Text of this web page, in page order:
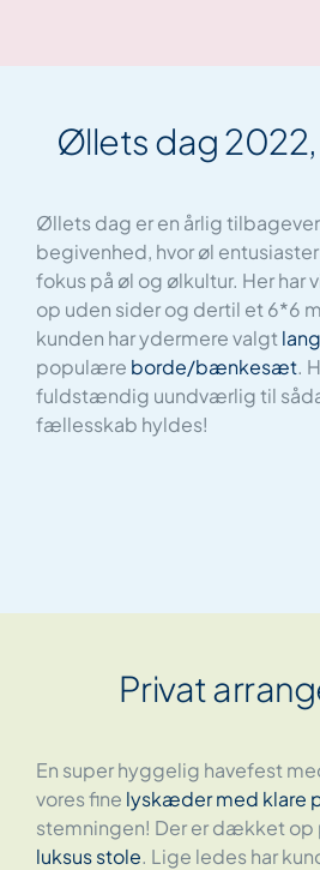
Øllets dag 2022,
Øllets dag er en årlig
begivenhed, hvor øl
fokus på øl og ølkultur. Her har
op uden sider og dertil et 6*6
kunden har ydermere valgt
populære borde/bænkesæt.
fuldstændig uundværlig til
fællesskab hyldes!
Privat
En super hyggelig havefest
vores fine lyskæder med klare
stemningen! Der er dækket op
luksus stole. Lige ledes har